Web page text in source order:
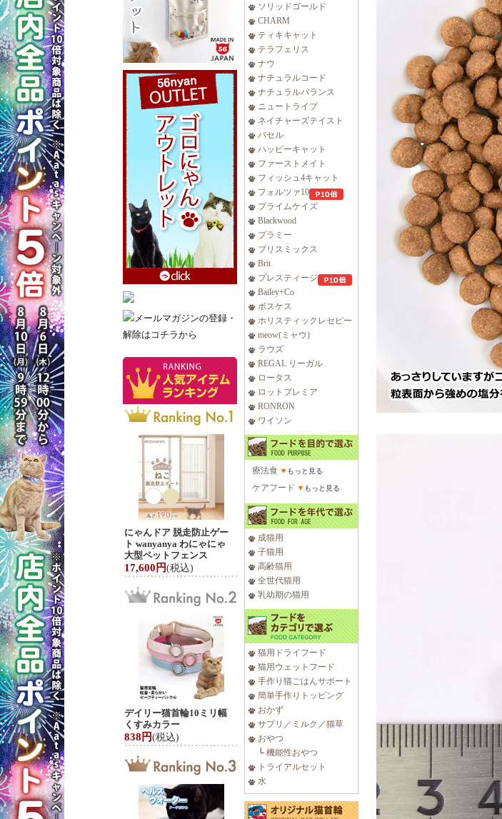
にゃんドア 脱走防止ゲー
ト wanyanya わにゃにゃ
大型ペットフェンス
17,600円(税込)
デイリー猫首輪10ミリ幅
くすみカラー
838円(税込)
ソリッドゴールド
CHARM
ティキキャット
テラフェリス
ナウ
ナチュラルコード
ナチュラルバランス
ニュートライプ
ネイチャーズテイスト
バセル
ハッピーキャット
ファーストメイト
フィッシュ4キャット
フォルツァ10
プライムケイズ
Blackwood
プラミー
ブリスミックス
Brit
プレスティージ
Bailey+Co
ボスケス
ホリスティックレセピー
meow(ミャウ)
ラウズ
REGAL リーガル
ロータス
ロットプレミア
RONRON
ワイソン
療法食 ▼ もっと見る
ケアフード ▼ もっと見る
成猫用
子猫用
高齢猫用
全世代猫用
乳幼期の猫用
猫用ドライフード
猫用ウェットフード
手作り猫ごはんサポート
簡単手作りトッピング
おかず
サプリ／ミルク／猫草
おやつ
└ 機能性おやつ
トライアルセット
水